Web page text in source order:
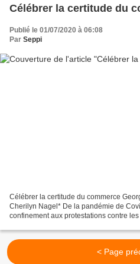
Célébrer la certitude du
Publié le 01/07/2020 à 06:08
Par Seppi
Célébrer la certitude du commerce
Cherilyn Nagel* De la pandémie de
confinement aux protestations contre
< Page